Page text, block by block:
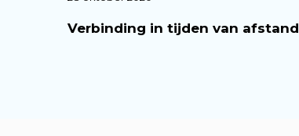
Verbinding in tijden van afstand